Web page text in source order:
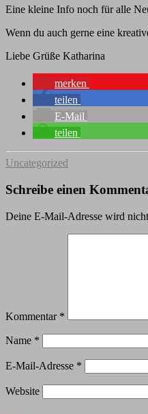
Eine kleine Info noch für alle
Wenn du auch gerne eine
Liebe Grüße Katharina
merken
teilen
E-Mail
teilen
Uncategorized
Schreibe einen
Deine E-Mail-Adresse wird
Kommentar *
Name *
E-Mail-Adresse *
Website